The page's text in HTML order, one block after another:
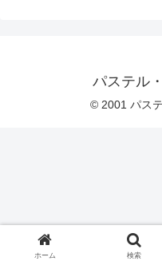
パステル
© 2001 パス
ホーム 検索